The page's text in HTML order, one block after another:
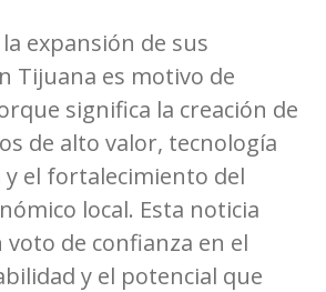
expansión de sus
Tijuana es motivo de
significa la creación de
de alto valor, tecnología
y el fortalecimiento del
local. Esta noticia
de confianza en el
y el potencial que